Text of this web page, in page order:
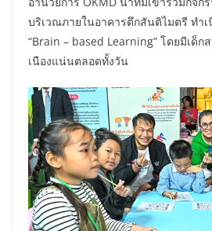
บริเวณภายในอาคารตึกสันติไมตรี ทำ
“Brain – based Learning” โดยมีเด็ก
เนืองแน่นตลอดทั้งวัน